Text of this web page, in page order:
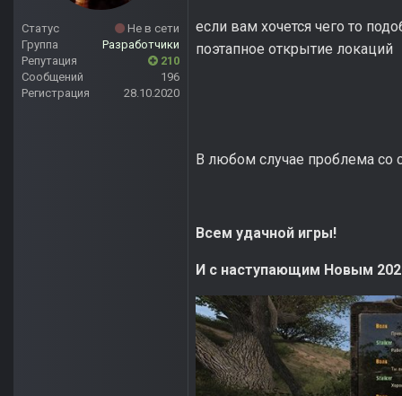
Статус
Не в сети
Группа
Разработчики
Репутация
210
Сообщений
196
Регистрация
28.10.2020
если вам хочется чего то
поэтапное открытие локаций
В любом случае проблема со
Всем удачной игры!
И с наступающим Новым